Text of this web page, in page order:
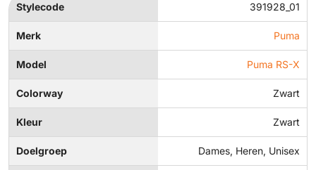
Stylecode 391928_01
Merk Puma
Model Puma RS-X
Colorway Zwart
Kleur Zwart
Doelgroep Dames, Heren, Unisex